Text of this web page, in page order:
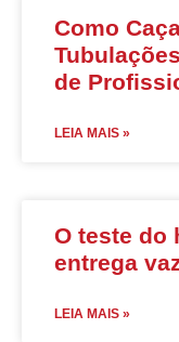
Como
de
LEIA MAIS »
O teste do
entrega
LEIA MAIS »